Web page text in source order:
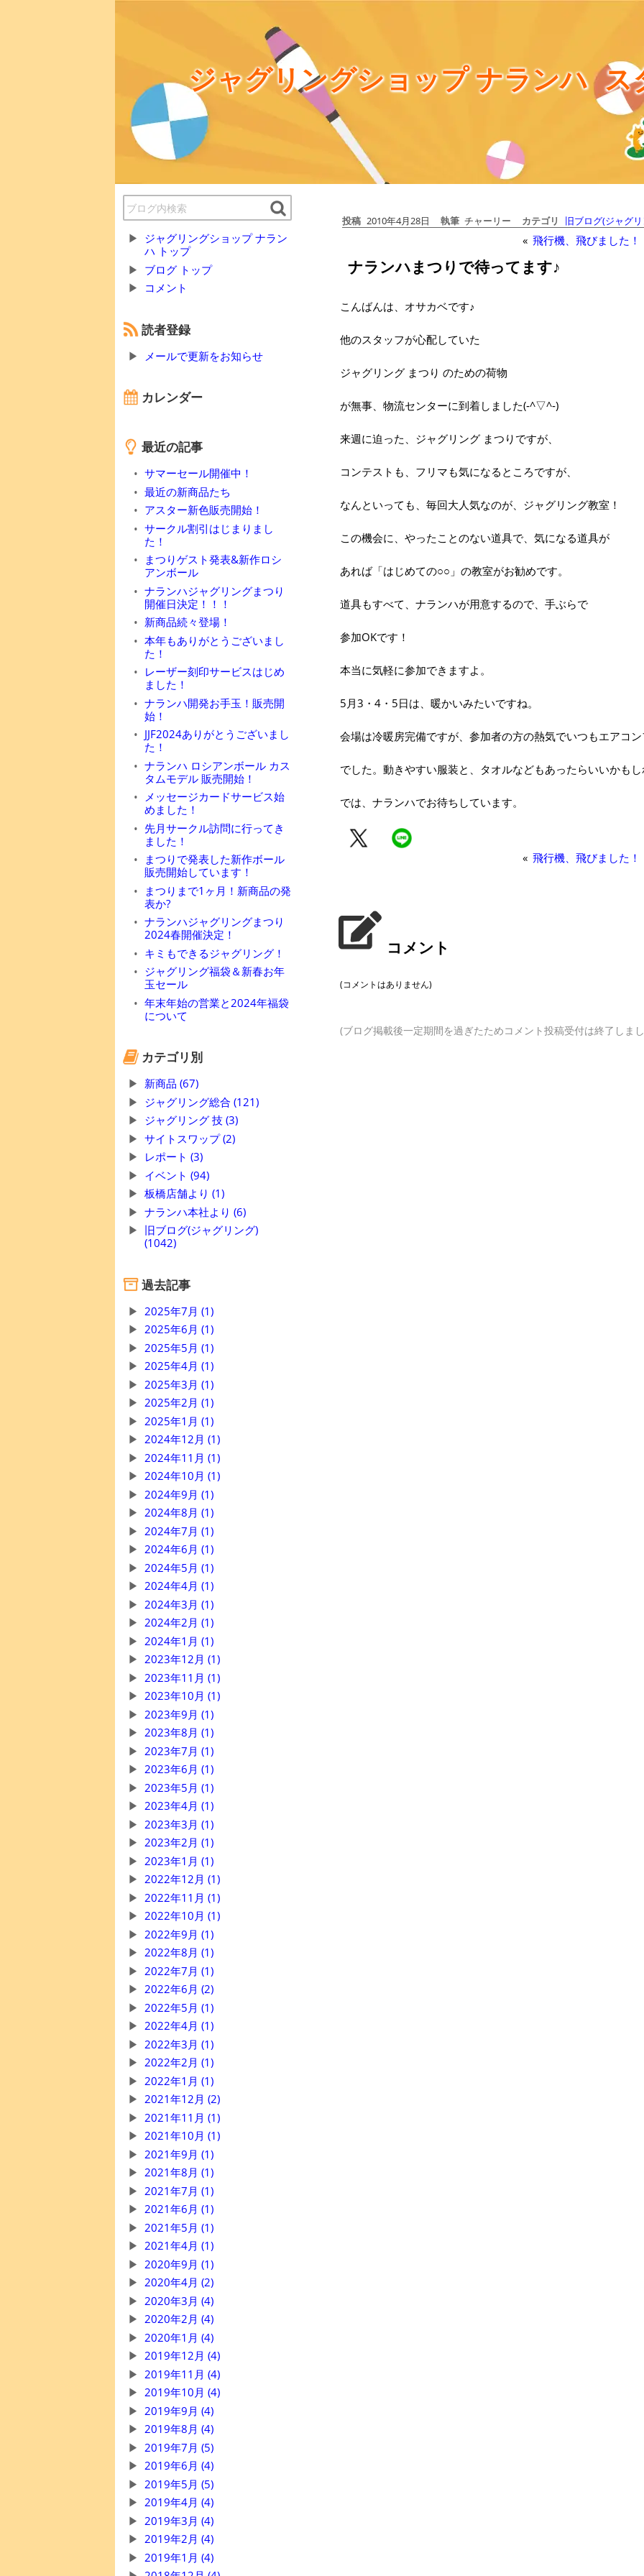
ジャグリングショップ ナランハ ス
ジャグリングショップ ナラン
ハ トップ
ブログ トップ
コメント
読者登録
メールで更新をお知らせ
カレンダー
最近の記事
サマーセール開催中！
最近の新商品たち
アスター新色販売開始！
サークル割引はじまりまし
た！
まつりゲスト発表&新作ロシ
アンボール
ナランハジャグリングまつり
開催日決定！！！
新商品続々登場！
本年もありがとうございまし
た！
レーザー刻印サービスはじめ
ました！
ナランハ開発お手玉！販売開
始！
JJF2024ありがとうございまし
た！
ナランハ ロシアンボール カス
タムモデル 販売開始！
メッセージカードサービス始
めました！
先月サークル訪問に行ってき
ました！
まつりで発表した新作ボール
販売開始しています！
まつりまで1ヶ月！新商品の発
表か?
ナランハジャグリングまつり
2024春開催決定！
キミもできるジャグリング！
ジャグリング福袋＆新春お年
玉セール
年末年始の営業と2024年福袋
について
カテゴリ別
新商品 (67)
ジャグリング総合 (121)
ジャグリング 技 (3)
サイトスワップ (2)
レポート (3)
イベント (94)
板橋店舗より (1)
ナランハ本社より (6)
旧ブログ(ジャグリング)
(1042)
過去記事
2025年7月 (1)
2025年6月 (1)
2025年5月 (1)
2025年4月 (1)
2025年3月 (1)
2025年2月 (1)
2025年1月 (1)
2024年12月 (1)
2024年11月 (1)
2024年10月 (1)
2024年9月 (1)
2024年8月 (1)
2024年7月 (1)
2024年6月 (1)
2024年5月 (1)
2024年4月 (1)
2024年3月 (1)
2024年2月 (1)
2024年1月 (1)
2023年12月 (1)
2023年11月 (1)
2023年10月 (1)
2023年9月 (1)
2023年8月 (1)
2023年7月 (1)
2023年6月 (1)
2023年5月 (1)
2023年4月 (1)
2023年3月 (1)
2023年2月 (1)
2023年1月 (1)
2022年12月 (1)
2022年11月 (1)
2022年10月 (1)
2022年9月 (1)
2022年8月 (1)
2022年7月 (1)
2022年6月 (2)
2022年5月 (1)
2022年4月 (1)
2022年3月 (1)
2022年2月 (1)
2022年1月 (1)
2021年12月 (2)
2021年11月 (1)
2021年10月 (1)
2021年9月 (1)
2021年8月 (1)
2021年7月 (1)
2021年6月 (1)
2021年5月 (1)
2021年4月 (1)
2020年9月 (1)
2020年4月 (2)
2020年3月 (4)
2020年2月 (4)
2020年1月 (4)
2019年12月 (4)
2019年11月 (4)
2019年10月 (4)
2019年9月 (4)
2019年8月 (4)
2019年7月 (5)
2019年6月 (4)
2019年5月 (5)
2019年4月 (4)
2019年3月 (4)
2019年2月 (4)
2019年1月 (4)
投稿 2010年4月28日 執筆 チャーリー カテゴリ 旧ブログ(ジャグ
« 飛行機、飛びました！
ナランハまつりで待ってます♪
こんばんは、オサカベです♪
他のスタッフが心配していた
ジャグリング まつり のための荷物
が無事、物流センターに到着しました(‐^▽^‐)
来週に迫った、ジャグリング まつりですが、
コンテストも、フリマも気になるところですが、
なんといっても、毎回大人気なのが、ジャグリング教室！
この機会に、やったことのない道具で、気になる道具が
あれば「はじめての○○」の教室がお勧めです。
道具もすべて、ナランハが用意するので、手ぶらで
参加OKです！
本当に気軽に参加できますよ。
5月3・4・5日は、暖かいみたいですね。
会場は冷暖房完備ですが、参加者の方の熱気でいつもエアコ
でした。動きやすい服装と、タオルなどもあったらいいかも
では、ナランハでお待ちしています。
« 飛行機、飛びました！
コメント
(コメントはありません)
(ブログ掲載後一定期間を過ぎたためコメント投稿受付は終了しま